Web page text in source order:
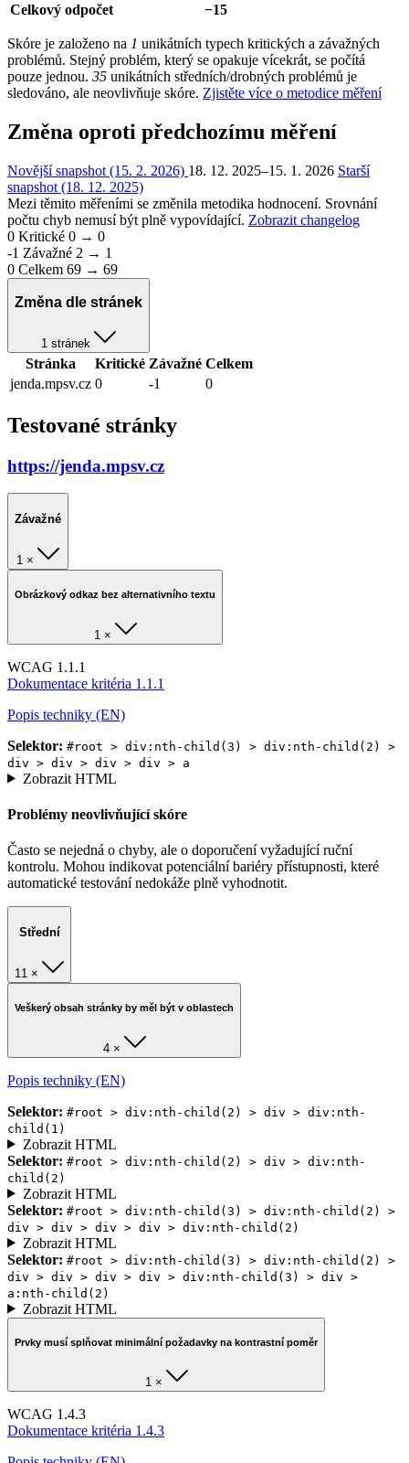
Celkový odpočet
−15
Skóre je založeno na 1 unikátních typech kritických a závažných
problémů. Stejný problém, který se opakuje vícekrát, se počítá
pouze jednou. 35 unikátních středních/drobných problémů je
sledováno, ale neovlivňuje skóre. Zjistěte více o metodice měření
Změna oproti předchozímu měření
Novější snapshot (15. 2. 2026) 18. 12. 2025–15. 1. 2026 Starší
snapshot (18. 12. 2025)
Mezi těmito měřeními se změnila metodika hodnocení. Srovnání
počtu chyb nemusí být plně vypovídající. Zobrazit changelog
0 Kritické 0 → 0
-1 Závažné 2 → 1
0 Celkem 69 → 69
Změna dle stránek
1 stránek
Stránka Kritické Závažné Celkem
jenda.mpsv.cz 0 -1 0
Testované stránky
https://jenda.mpsv.cz
Závažné
1 ×
Obrázkový odkaz bez alternativního textu
1 ×
WCAG 1.1.1
Dokumentace kritéria 1.1.1
Popis techniky (EN)
Selektor: #root > div:nth-child(3) > div:nth-child(2) >
div > div > div > div > a
Zobrazit HTML
Problémy neovlivňující skóre
Často se nejedná o chyby, ale o doporučení vyžadující ruční
kontrolu. Mohou indikovat potenciální bariéry přístupnosti, které
automatické testování nedokáže plně vyhodnotit.
Střední
11 ×
Veškerý obsah stránky by měl být v oblastech
4 ×
Popis techniky (EN)
Selektor: #root > div:nth-child(2) > div > div:nth-
child(1)
Zobrazit HTML
Selektor: #root > div:nth-child(2) > div > div:nth-
child(2)
Zobrazit HTML
Selektor: #root > div:nth-child(3) > div:nth-child(2) >
div > div > div > div > div:nth-child(2)
Zobrazit HTML
Selektor: #root > div:nth-child(3) > div:nth-child(2) >
div > div > div > div > div:nth-child(3) > div >
a:nth-child(2)
Zobrazit HTML
Prvky musí splňovat minimální požadavky na kontrastní poměr
1 ×
WCAG 1.4.3
Dokumentace kritéria 1.4.3